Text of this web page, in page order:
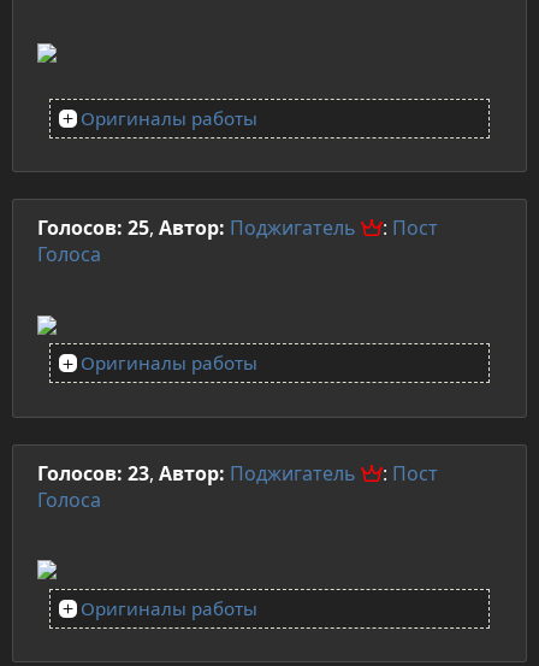
Оригиналы работы
Голосов: 25, Автор: Поджигатель : Пост
Голоса
Оригиналы работы
Голосов: 23, Автор: Поджигатель : Пост
Голоса
Оригиналы работы